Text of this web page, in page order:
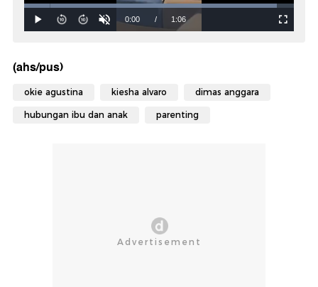
(ahs/pus)
okie agustina kiesha alvaro dimas anggara
hubungan ibu dan anak parenting